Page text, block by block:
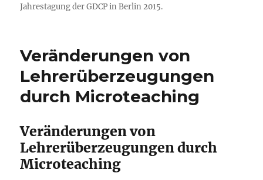
Jahrestagung der GDCP in Berlin 2015.
Veränderungen von
Lehrerüberzeugungen
durch Microteaching
Veränderungen von
Lehrerüberzeugungen durch
Microteaching